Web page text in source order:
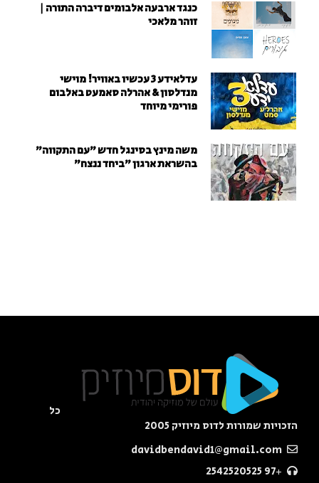
כנגד ארבעה אלבומים דיברה התורה |
זוהר מלאכי
עדלאידע 3 עכשיו באוויר! מוישי
מנדלסון & אהרלה סאמעט באלבום
פורימי מיוחד
משה מינץ בסינגל חדש ״עם התקווה״
בהשראת ארגון "ביחד ננצח"
כל
הזכויות שמורות לדוס מיוזיק 2005
+97 2542520525